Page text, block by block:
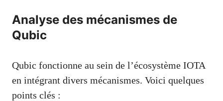
Analyse des mécanismes de
Qubic
Qubic fonctionne au sein de l’écosystème IOTA
en intégrant divers mécanismes. Voici quelques
points clés :